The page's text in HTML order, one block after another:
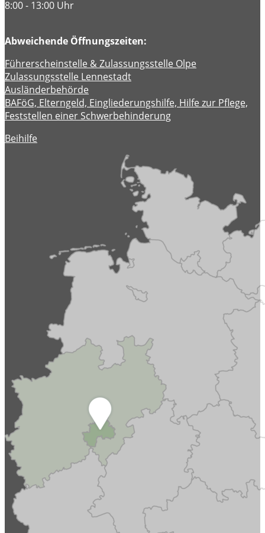
8:00 - 13:00 Uhr
Abweichende Öffnungszeiten:
Führerscheinstelle & Zulassungsstelle Olpe
Zulassungsstelle Lennestadt
Ausländerbehörde
BAFöG, Elterngeld, Eingliederungshilfe, Hilfe zur Pflege,
Feststellen einer Schwerbehinderung
Beihilfe